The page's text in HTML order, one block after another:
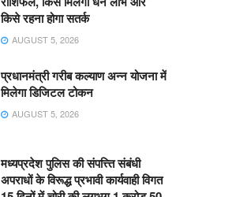
किसे रहना होगा सतर्क
AUGUST 5, 2026
प्रधानमंत्री गरीब कल्याण अन्न योजना में
मिलेगा डिजिटल टोकन
AUGUST 5, 2026
मध्यप्रदेश पुलिस की संपत्त्ति संबंधी
अपराधों के विरूद्ध प्रभावी कार्यवाही विगत